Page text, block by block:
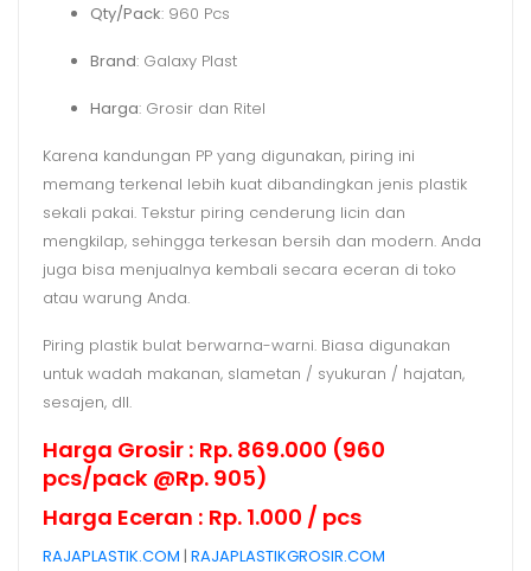
Qty/Pack: 960 Pcs
Brand: Galaxy Plast
Harga: Grosir dan Ritel
Karena kandungan PP yang digunakan, piring ini
memang terkenal lebih kuat dibandingkan jenis plastik
sekali pakai. Tekstur piring cenderung licin dan
mengkilap, sehingga terkesan bersih dan modern. Anda
juga bisa menjualnya kembali secara eceran di toko
atau warung Anda.
Piring plastik bulat berwarna-warni. Biasa digunakan
untuk wadah makanan, slametan / syukuran / hajatan,
sesajen, dll.
Harga Grosir : Rp. 869.000 (960
pcs/pack @Rp. 905)
Harga Eceran : Rp. 1.000 / pcs
RAJAPLASTIK.COM | RAJAPLASTIKGROSIR.COM